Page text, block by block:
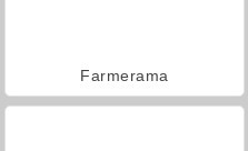
Farmerama